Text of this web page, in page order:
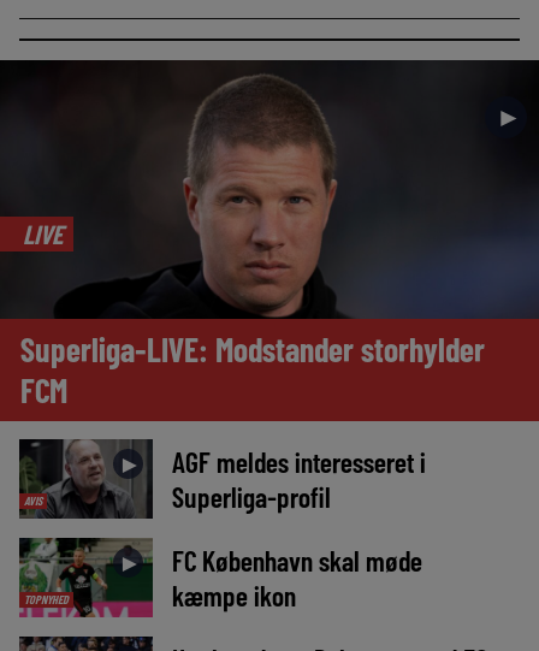
►
LIVE
Superliga-LIVE: Modstander storhylder
FCM
AVIS
►
AGF meldes interesseret i
Superliga-profil
TOPNYHED
►
FC København skal møde
kæmpe ikon